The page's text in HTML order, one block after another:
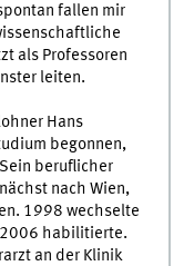
fallen mir
als Professoren
leiten.
Hans
begonnen,
beruflicher
nach Wien,
1998 wechselte
2006 habilitierte.
an der Klinik